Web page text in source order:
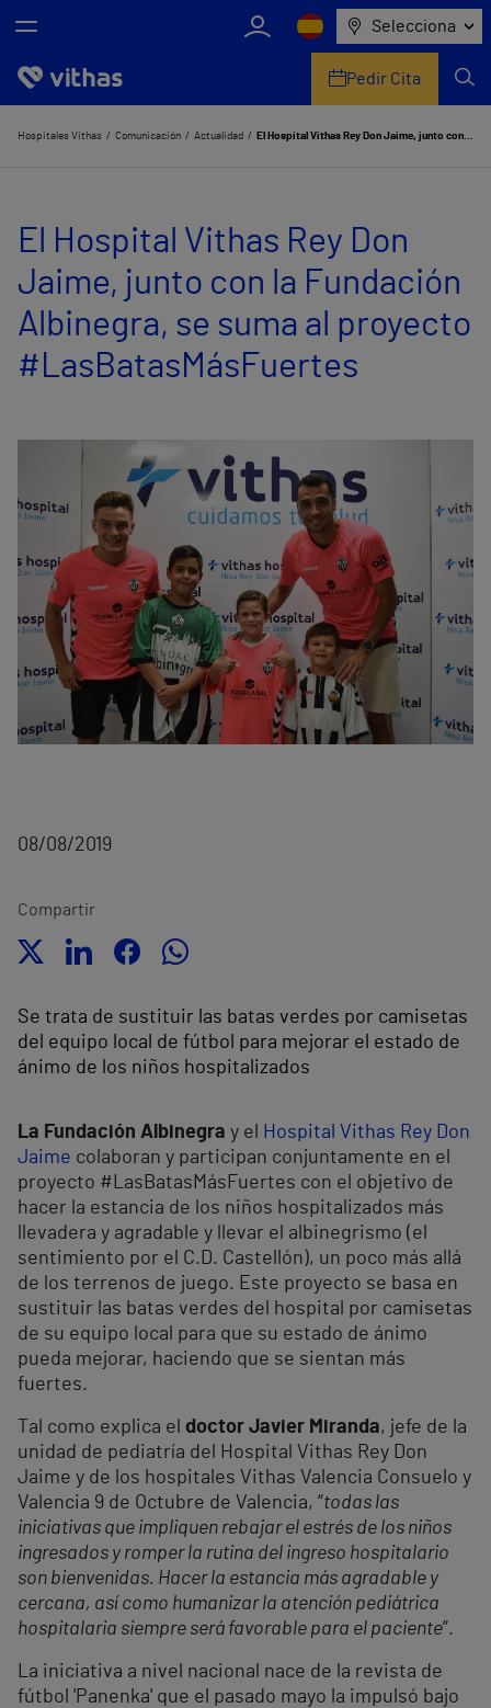
Selecciona
Nosotros
Servicios de salud
Equipo médico y asistencial
Información útil
Pedir Cita
Hospitales Vithas Comunicación Actualidad El Hospital Vithas Rey Don Jaime, junto con la Fundación Albinegra, se suma al proyecto #LasBatasMásFuertes
El Hospital Vithas Rey Don
Jaime, junto con la Fundación
Albinegra, se suma al proyecto
#LasBatasMásFuertes
08/08/2019
Compartir
Se trata de sustituir las batas verdes por camisetas
del equipo local de fútbol para mejorar el estado de
ánimo de los niños hospitalizados
La Fundación Albinegra y el
Hospital Vithas Rey Don
Jaime colaboran y participan conjuntamente en el
proyecto #LasBatasMásFuertes con el objetivo de
hacer la estancia de los niños hospitalizados más
llevadera y agradable y llevar el albinegrismo (el
sentimiento por el C.D. Castellón), un poco más allá
de los terrenos de juego. Este proyecto se basa en
sustituir las batas verdes del hospital por camisetas
de su equipo local para que su estado de ánimo
pueda mejorar, haciendo que se sientan más
fuertes.
Tal como explica el doctor Javier Miranda, jefe de la
unidad de pediatría del Hospital Vithas Rey Don
Jaime y de los hospitales Vithas Valencia Consuelo y
Valencia 9 de Octubre de Valencia, “todas las
iniciativas que impliquen rebajar el estrés de los niños
ingresados y romper la rutina del ingreso hospitalario
son bienvenidas. Hacer la estancia más agradable y
cercana, así como humanizar la atención pediátrica
hospitalaria siempre será favorable para el paciente”.
La iniciativa a nivel nacional nace de la revista de
fútbol 'Panenka' que el pasado mayo la impulsó bajo